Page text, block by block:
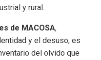
y rural.
de MACOSA,
y el desuso, es
del olvido que